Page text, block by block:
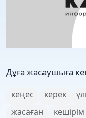
Дұға жасаушыға
кеңес керек
жасаған
кешірім